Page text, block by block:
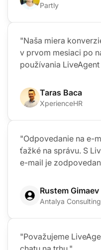
Partly
"Naša miera
v prvom mesiaci po
používania
Taras Baca
XperienceHR
"Odpovedanie na e-
ťažké na správu. S
e-mail je
Rustem Gimaev
Antalya
"Považujeme